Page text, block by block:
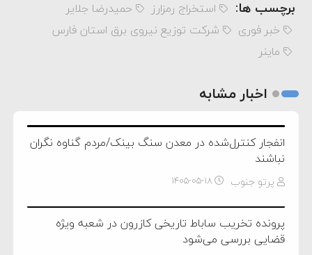
برچسب ها: استخراج رمزارز
حمیدرضا جلایر
خبر فوری
شرکت توزیع نیروی برق استان فارس
ماینر
اخبار مشابه
انفجار کنترل‌شده در معدن سنگ بینک/مردم گناوه نگران
نباشند
پرتو جنوب ۱۴۰۵-۰۵-۱۸
پرونده تخریب ساباط تاریخی کازرون در شعبه ویژه
قضایی بررسی می‌شود